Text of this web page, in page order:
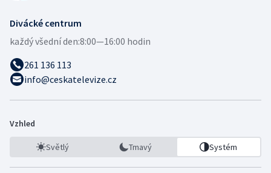
Divácké centrum
každý všední den:8:00—16:00 hodin
261 136 113
info@ceskatelevize.cz
Vzhled
Světlý Tmavý Systém